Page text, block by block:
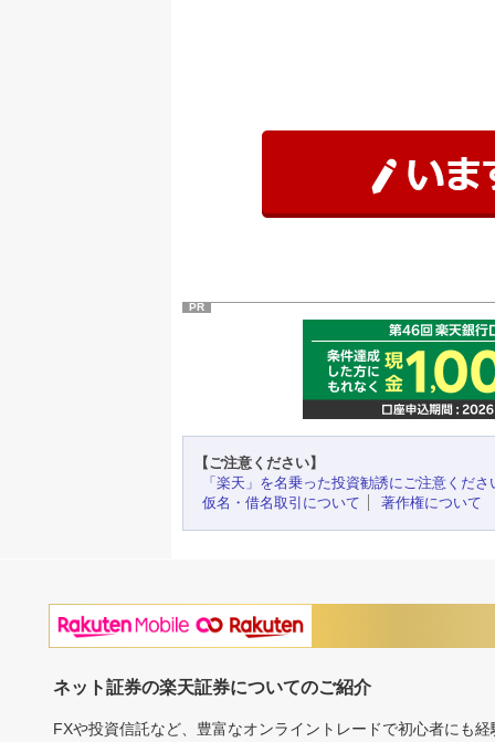
PR
【ご注意ください】
「楽天」を名乗った投資勧誘にご注意くださ
仮名・借名取引について
著作権について
ネット証券の楽天証券についてのご紹介
FXや投資信託など、豊富なオンライントレードで初心者にも